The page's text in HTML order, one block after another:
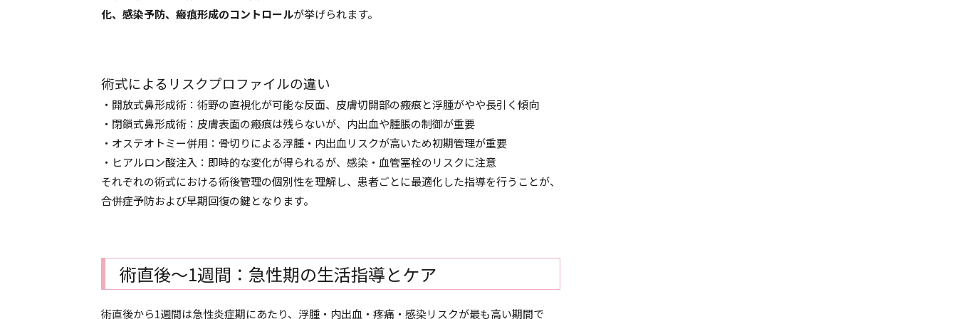
化、感染予防、瘢痕形成のコントロールが挙げられます。
術式によるリスクプロファイルの違い
・開放式鼻形成術：術野の直視化が可能な反面、皮膚切開部の瘢痕と浮腫がやや長引く傾向
・閉鎖式鼻形成術：皮膚表面の瘢痕は残らないが、内出血や腫脹の制御が重要
・オステオトミー併用：骨切りによる浮腫・内出血リスクが高いため初期管理が重要
・ヒアルロン酸注入：即時的な変化が得られるが、感染・血管塞栓のリスクに注意
それぞれの術式における術後管理の個別性を理解し、患者ごとに最適化した指導を行うことが、
合併症予防および早期回復の鍵となります。
術直後〜1週間：急性期の生活指導とケア
術直後から1週間は急性炎症期にあたり、浮腫・内出血・疼痛・感染リスクが最も高い期間で